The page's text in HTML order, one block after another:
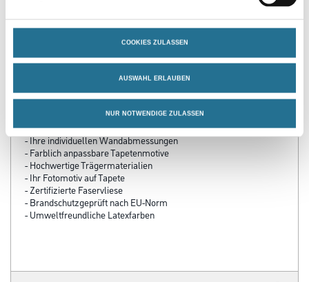
COOKIES ZULASSEN
AUSWAHL ERLAUBEN
NUR NOTWENDIGE ZULASSEN
PRODUKTEIGENSCHAFTEN
- Über 100 Motive für jeden Geschmack
- Ihre individuellen Wandabmessungen
- Farblich anpassbare Tapetenmotive
- Hochwertige Trägermaterialien
- Ihr Fotomotiv auf Tapete
- Zertifizierte Faservliese
- Brandschutzgeprüft nach EU-Norm
- Umweltfreundliche Latexfarben